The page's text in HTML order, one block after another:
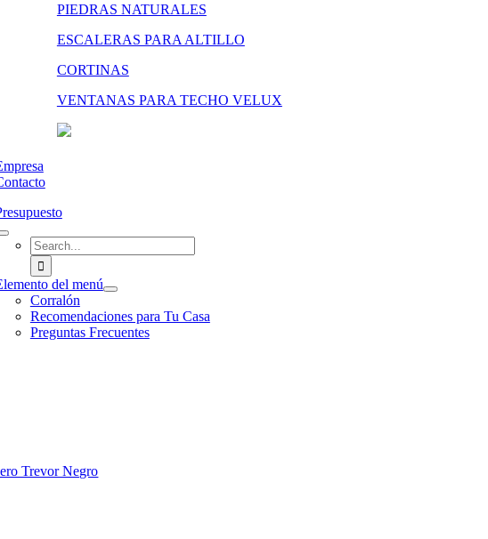
PIEDRAS NATURALES
ESCALERAS PARA ALTILLO
CORTINAS
VENTANAS PARA TECHO VELUX
Search
for:
del menú
Corralón
Recomendaciones para Tu Casa
Preguntas Frecuentes
Trevor Negro